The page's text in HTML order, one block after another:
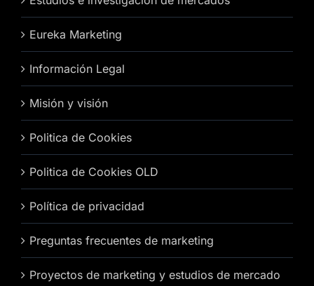
Eureka Marketing
Información Legal
Misión y visión
Politica de Cookies
Politica de Cookies OLD
Política de privacidad
Preguntas frecuentes de marketing
Proyectos de marketing y estudios de mercado